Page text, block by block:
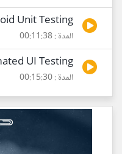
Unit Testing
المدة : 00:11:38
UI Testing
المدة : 00:15:30